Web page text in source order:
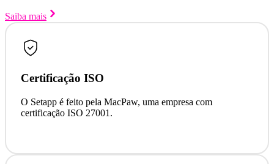
Saiba mais
Certificação ISO
O Setapp é feito pela MacPaw, uma empresa com
certificação ISO 27001.